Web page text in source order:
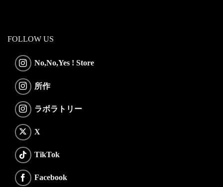
FOLLOW US
No,No,Yes ! Store
所作
ラボラトリー
X
TikTok
Facebook